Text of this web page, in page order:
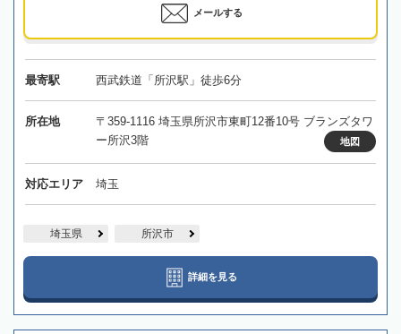
メールする
最寄駅 西武鉄道「所沢駅」徒歩6分
所在地
〒359-1116 埼玉県所沢市東町12番10号 ブランズタワ
ー所沢3階
地図
対応エリア 埼玉
埼玉県 所沢市
詳細を見る